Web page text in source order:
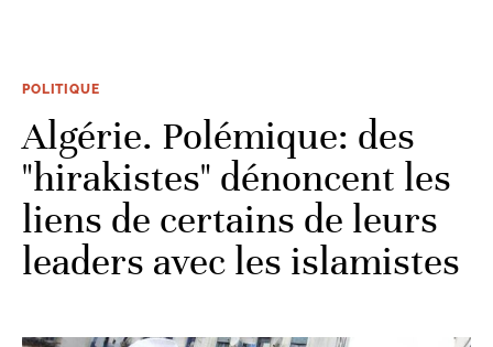
POLITIQUE
Algérie. Polémique: des
"hirakistes" dénoncent les
liens de certains de leurs
leaders avec les islamistes